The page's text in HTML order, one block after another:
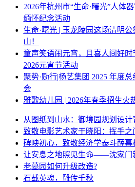
2026年杭州市“生命·曙光”人体
缅怀纪念活动
生命·曙光 | 玉龙陵园这场清明
山！
童声笑语闹元宵，且喜人间好时
2026元宵节活动
聚势·励行|杨艺集团 2025 年度
会
雅歌幼儿园 | 2026年春季招生火
从图纸到山水：御境园规划设
致敬电影艺术家于晓阳：挥手
碑映初心，致敬经济学泰斗薛暮
让安息之地照见生命——沈家门
老墓园如何升级改造?
石载英魂，雕传千秋